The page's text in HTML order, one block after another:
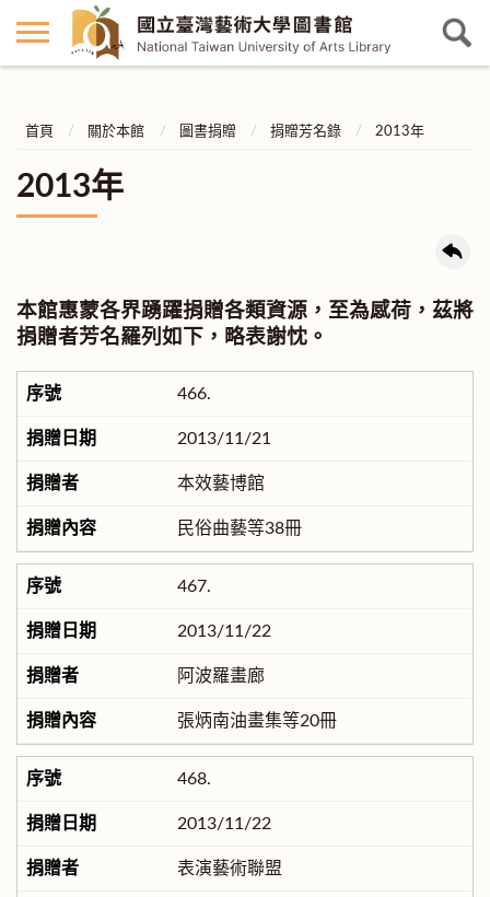
首頁 關於本館 圖書捐贈 捐贈芳名錄 2013年
2013年
本館惠蒙各界踴躍捐贈各類資源，至為感荷，茲將
捐贈者芳名羅列如下，略表謝忱。
466.
2013/11/21
本效藝博館
民俗曲藝等38冊
467.
2013/11/22
阿波羅畫廊
張炳南油畫集等20冊
468.
2013/11/22
表演藝術聯盟